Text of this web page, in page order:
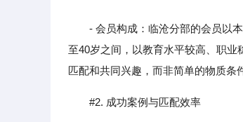
- 会员构成：临沧分部的会员以本
至40岁之间，以教育水平较高、职
匹配和共同兴趣，而非简单的物质条
#2. 成功案例与匹配效率